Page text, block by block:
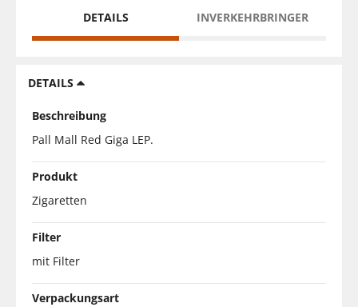
DETAILS INVERKEHRBRINGER
DETAILS
Beschreibung
Pall Mall Red Giga LEP.
Produkt
Zigaretten
Filter
mit Filter
Verpackungsart